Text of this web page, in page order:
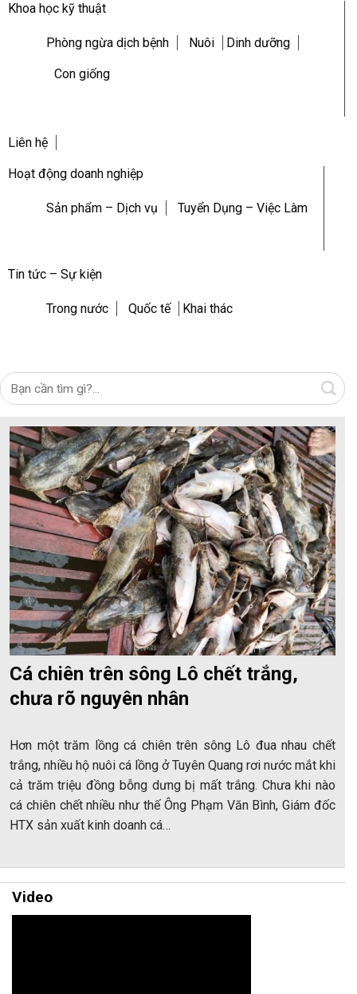
Khoa học kỹ thuật
Phòng ngừa dịch bệnh Nuôi Dinh dưỡng
Con giống
Liên hệ
Hoạt động doanh nghiệp
Sản phẩm – Dịch vụ Tuyển Dụng – Việc Làm
Tin tức – Sự kiện
Trong nước Quốc tế Khai thác
Cá chiên trên sông Lô chết trắng,
chưa rõ nguyên nhân
Hơn một trăm lồng cá chiên trên sông Lô đua nhau chết
trắng, nhiều hộ nuôi cá lồng ở Tuyên Quang rơi nước mắt khi
cả trăm triệu đồng bỗng dưng bị mất trắng. Chưa khi nào
cá chiên chết nhiều như thế Ông Phạm Văn Bình, Giám đốc
HTX sản xuất kinh doanh cá…
Video